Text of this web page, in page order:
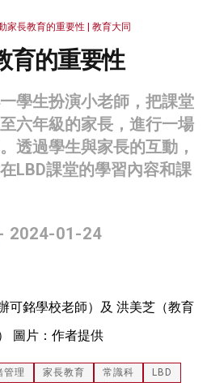
家長教育的重要性 | 教育大同
育的重要性
學生扮演小老師，把課堂
六年級的家長，進行一場
透過學生與家長的互動，
LBD課堂的學習內容和課
2024-01-24
可銘學校老師）及 洪美芝（教育
圖片：作者提供
管理 家長教育 常識科 LBD